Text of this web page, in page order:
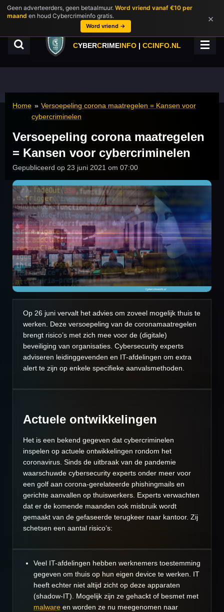
Geen adverteerders, geen betaalmuur. Word vriend vanaf €10 per
maand en houd Cybercrimeinfo gratis.
Word vriend →
×
Ga
direct
hoofdinhoud
CYBERCRIMEINFO | CCINFO.NL
Home » Versoepeling corona maatregelen = Kansen voor
cybercriminelen
Versoepeling corona maatregelen
= Kansen voor cybercriminelen
Gepubliceerd op 23 juni 2021 om 07:00
Op 26 juni vervalt het advies om zoveel mogelijk thuis te
werken. Deze versoepeling van de coronamaatregelen
brengt risico’s met zich mee voor de (digitale)
beveiliging van organisaties. Cybersecurity experts
adviseren leidinggevenden en IT-afdelingen om extra
alert te zijn op enkele specifieke aanvalsmethoden.
Actuele ontwikkelingen
Het is een bekend gegeven dat cybercriminelen
inspelen op actuele ontwikkelingen rondom het
coronavirus. Sinds de uitbraak van de pandemie
waarschuwde cybersecurity experts onder meer voor
een golf aan corona-gerelateerde phishingmails en
gerichte aanvallen op thuiswerkers. Experts verwachten
dat er de komende maanden ook misbruik wordt
gemaakt van de gefaseerde terugkeer naar kantoor. Zij
schetsen een aantal risico’s:
Veel IT-afdelingen hebben werknemers toestemming
gegeven om thuis op hun eigen device te werken. IT
heeft echter niet altijd zicht op deze apparaten
(shadow-IT). Mogelijk zijn ze gehackt of besmet met
malware en worden ze nu meegenomen naar